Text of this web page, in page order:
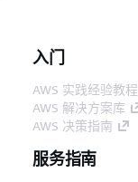
入门
AWS 实践经验教程
AWS 解决方案库
AWS 决策指南
服务指南